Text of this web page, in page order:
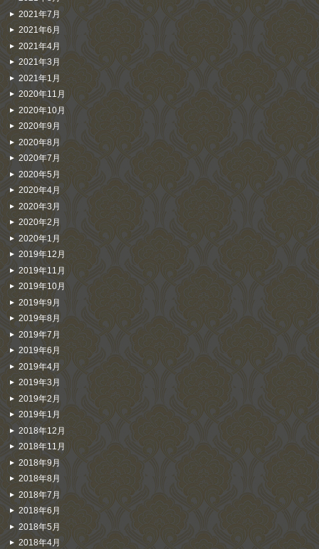
2021年7月
2021年6月
2021年4月
2021年3月
2021年1月
2020年11月
2020年10月
2020年9月
2020年8月
2020年7月
2020年5月
2020年4月
2020年3月
2020年2月
2020年1月
2019年12月
2019年11月
2019年10月
2019年9月
2019年8月
2019年7月
2019年6月
2019年4月
2019年3月
2019年2月
2019年1月
2018年12月
2018年11月
2018年9月
2018年8月
2018年7月
2018年6月
2018年5月
2018年4月